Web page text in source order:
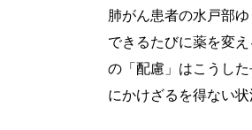
肺がん患者の水戸部
できるたびに薬を変
の「配慮」はこうし
にかけざるを得ない